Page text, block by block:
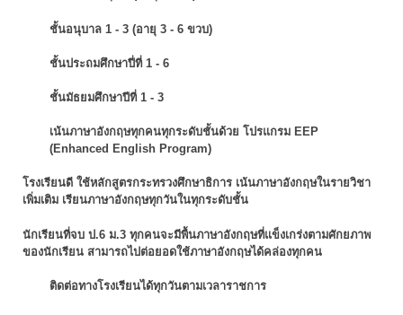
ชั้นอนุบาล 1 - 3 (อายุ 3 - 6 ขวบ)
ชั้นประถมศึกษาปี่ที่ 1 - 6
ชั้นมัธยมศึกษาปีที่ 1 - 3
เน้นภาษาอังกฤษทุกคนทุกระดับชั้นด้วย โปรแกรม EEP
(Enhanced English Program)
โรงเรียนดี ใช้หลักสูตรกระทรวงศึกษาธิการ เน้นภาษาอังกฤษในรายวิชา
เพิ่มเติม เรียนภาษาอังกฤษทุกวันในทุกระดับชั้น
นักเรียนที่จบ ป.6 ม.3 ทุกคนจะมีพื้นภาษาอังกฤษที่แข็งเกร่งตามศักยภาพ
ของนักเรียน สามารถไปต่อยอดใช้ภาษาอังกฤษได้คล่องทุกคน
ติดต่อทางโรงเรียนได้ทุกวันตามเวลาราชการ